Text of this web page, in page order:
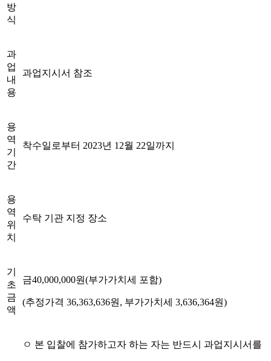
방
식
과
업
내
용
과업지시서 참조
용
역
기
간
착수일로부터 2023년 12월 22일까지
용
역
위
치
수탁 기관 지정 장소
기
초
금
액
금40,000,000원(부가가치세 포함)
(추정가격 36,363,636원, 부가가치세 3,636,364원)
ㅇ 본 입찰에 참가하고자 하는 자는 반드시 과업지시서를